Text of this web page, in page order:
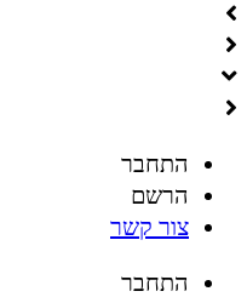
התחבר
הרשם
צור קשר
התחבר